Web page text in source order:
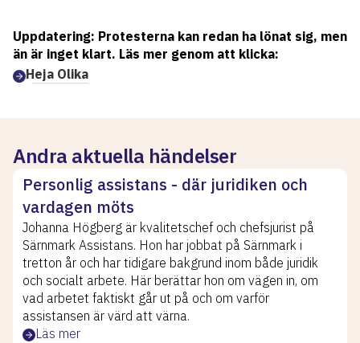
Uppdatering: Protesterna kan redan ha lönat sig, men
än är inget klart. Läs mer genom att klicka:
Heja Olika
Andra aktuella händelser
Personlig assistans - där juridiken och
vardagen möts
Johanna Högberg är kvalitetschef och chefsjurist på
Särnmark Assistans. Hon har jobbat på Särnmark i
tretton år och har tidigare bakgrund inom både juridik
och socialt arbete. Här berättar hon om vägen in, om
vad arbetet faktiskt går ut på och om varför
assistansen är värd att värna.
Läs mer